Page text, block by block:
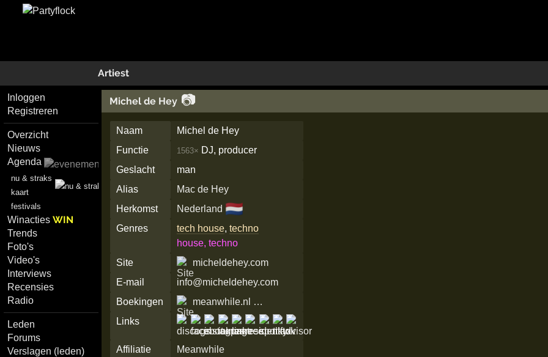
Artiest
Inloggen
Registreren
Overzicht
Nieuws
Agenda
nu & straks
kaart
festivals
WinactiesWIN
Trends
Foto's
Video's
Interviews
Recensies
Radio
Leden
Forums
Verslagen (leden)
Michel de Hey 📷
Naam
Michel de Hey
Functie
1563× DJ, producer
Geslacht
man
Alias
Mac de Hey
Herkomst
Nederland 🇳🇱
Genres tech house,techno
house, techno
Site
micheldehey.com
E-mail
info@micheldehey.com
Boekingen
meanwhile.nl …
Links
Affiliatie Meanwhile